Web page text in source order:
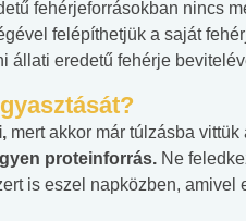
fehérjeforrásokban nincs
felépíthetjük a saját
állati eredetű fehérje
mert akkor már túlzásba vittük
proteinforrás. Ne
is eszel napközben, amivel